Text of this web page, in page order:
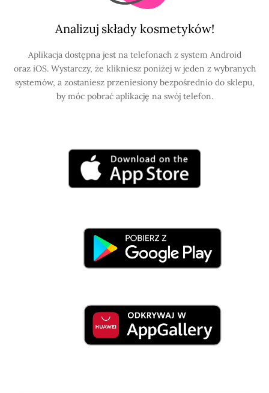
Analizuj składy kosmetyków!
Aplikacja dostępna jest na telefonach z system Android
oraz iOS. Wystarczy, że klikniesz poniżej w jeden z wybranych
systemów, a zostaniesz przeniesiony bezpośrednio do sklepu,
by móc pobrać aplikację na swój telefon.